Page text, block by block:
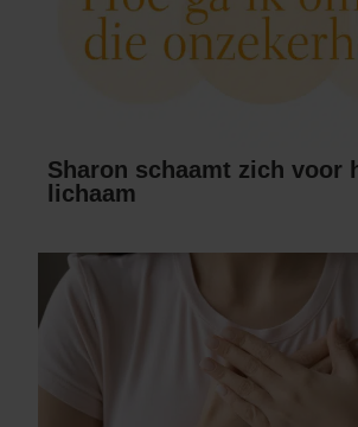
Sharon schaamt zich voor
lichaam